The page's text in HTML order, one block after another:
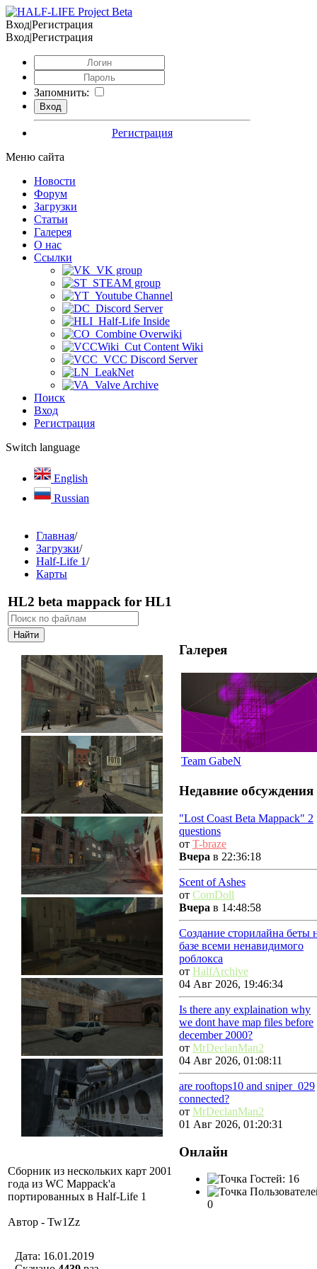
Вход|Регистрация
Вход|Регистрация
Запомнить:
Регистрация
Меню сайта
Новости
Форум
Загрузки
Статьи
Галерея
О нас
Ссылки
VK group
STEAM group
Youtube Channel
Discord Server
Half-Life Inside
Combine Overwiki
Cut Content Wiki
VCC Discord Server
LeakNet
Valve Archive
Поиск
Вход
Регистрация
Switch language
English
Russian
Главная/
Загрузки/
Half-Life 1/
Карты
HL2 beta mappack for HL1
Сборник из нескольких карт 2001
года из WC Mappack'а
портированных в Half-Life 1
Автор - Tw1Zz
Дата: 16.01.2019
Галерея
Team GabeN
Недавние обсуждения
"Lost Coast Beta Mappack" 2
questions
от T-braze
Вчера в 22:36:18
Scent of Ashes
от ComDoll
Вчера в 14:48:58
Создание сторилайна беты
базе всеми ненавидимого
роблокса
от HalfArchive
04 Авг 2026, 19:46:34
Is there any explaination why
we dont have map files before
december 2000?
от MrDeclanMan2
04 Авг 2026, 01:08:11
are rooftops10 and sniper_029
connected?
от MrDeclanMan2
01 Авг 2026, 01:20:31
Онлайн
Гостей: 16
0